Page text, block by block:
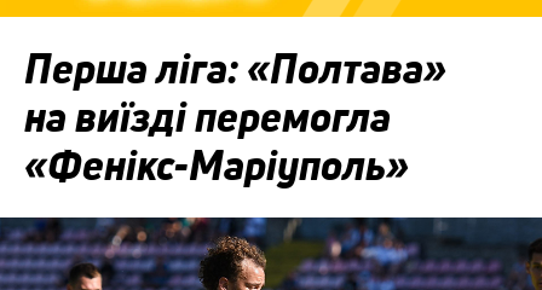
Перша ліга: «Полтава»
на виїзді перемогла
«Фенікс-Маріуполь»